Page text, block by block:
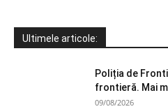
Ultimele articole:
Poliția de
frontieră. Mai
09/08/2026